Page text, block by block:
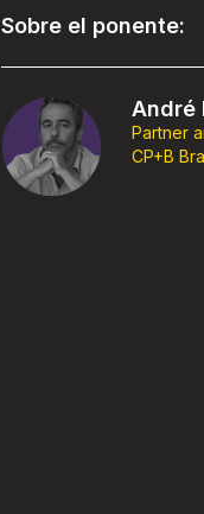
Sobre el ponente:
André
Partner
CP+B